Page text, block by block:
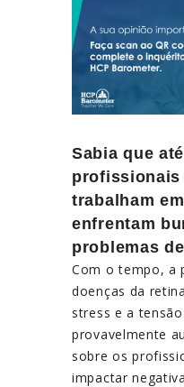
Sabia que
profissionais
trabalham
enfrentam
problemas
Com o tempo, a
doenças da
stress e a
provavelmente
sobre os
impactar